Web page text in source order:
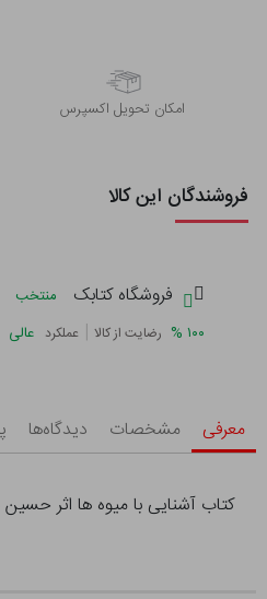
اﻣﮑﺎن ﺗﺤﻮﯾﻞ اﮐﺴﭙﺮس
فروشندگان این کالا
فروشگاه کتابک
منتخب
۱۰۰ % رضایت از کالا | عملکرد عالی
معرفی مشخصات دیدگاه‌ها
کتاب آشنایی با میوه ها اثر حسین